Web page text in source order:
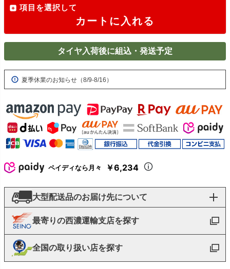
項目を選択して
カートに入れる
タイヤ入荷後に組込・発送予定
夏季休業のお知らせ（8/9-8/16）
ペイディなら月々 ￥6,234
大型配送品のお届け先について
最寄りの西濃運輸支店を探す
全国の取り扱い店を探す